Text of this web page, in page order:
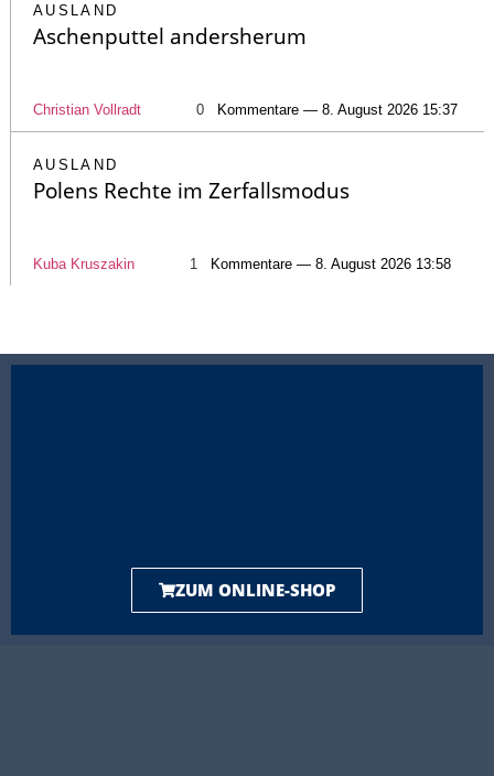
AUSLAND
Aschenputtel andersherum
Christian Vollradt 0 Kommentare — 8. August 2026 15:37
AUSLAND
Polens Rechte im Zerfallsmodus
Kuba Kruszakin 1 Kommentare — 8. August 2026 13:58
ZUM ONLINE-SHOP